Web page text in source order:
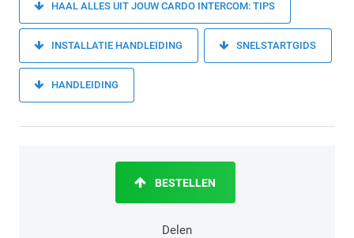
HAAL ALLES UIT JOUW CARDO INTERCOM: TIPS
INSTALLATIE HANDLEIDING SNELSTARTGIDS
HANDLEIDING
Delen
BESTELLEN